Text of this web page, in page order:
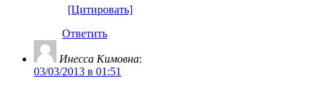
[Цитировать]
Ответить
Инесса Кимовна:
03/03/2013 в 01:51